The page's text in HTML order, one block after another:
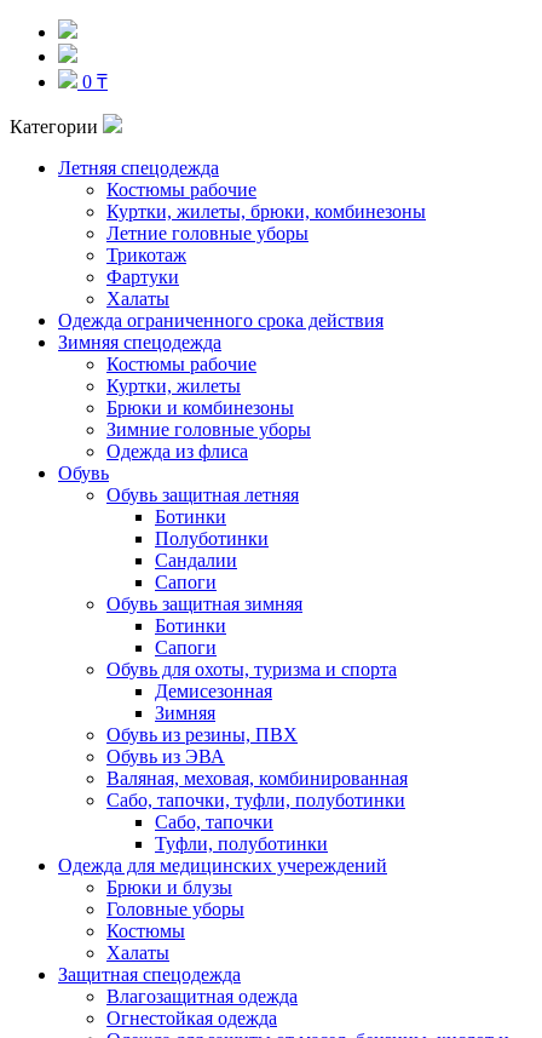
0 ₸
Категории
Летняя спецодежда
Костюмы рабочие
Куртки, жилеты, брюки, комбинезоны
Летние головные уборы
Трикотаж
Фартуки
Халаты
Одежда ограниченного срока действия
Зимняя спецодежда
Костюмы рабочие
Куртки, жилеты
Брюки и комбинезоны
Зимние головные уборы
Одежда из флиса
Обувь
Обувь защитная летняя
Ботинки
Полуботинки
Сандалии
Сапоги
Обувь защитная зимняя
Ботинки
Сапоги
Обувь для охоты, туризма и спорта
Демисезонная
Зимняя
Обувь из резины, ПВХ
Обувь из ЭВА
Валяная, меховая, комбинированная
Сабо, тапочки, туфли, полуботинки
Сабо, тапочки
Туфли, полуботинки
Одежда для медицинских учереждений
Брюки и блузы
Головные уборы
Костюмы
Халаты
Защитная спецодежда
Влагозащитная одежда
Огнестойкая одежда